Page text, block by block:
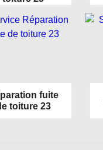
fuite
toiture 23